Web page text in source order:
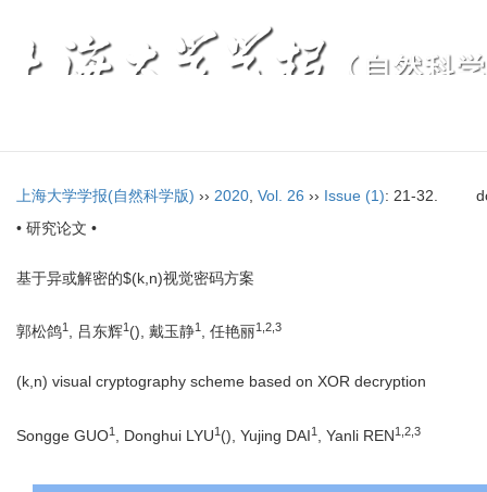
上海大学学报(自然科学版) ›› 2020 Vol. 26 ›› Issue (1): 21-32.
• 研究论文 •
基于异或解密的$(k,n)视觉密码方案
郭松鸽1 , 吕东辉1 (), 戴玉静1 , 任艳丽1, 2, 3
(k,n) visual cryptography scheme based on XOR decryption
Songge GUO1 , Donghui LYU1 (), Yujing DAI1 , Yanli REN1, 2, 3